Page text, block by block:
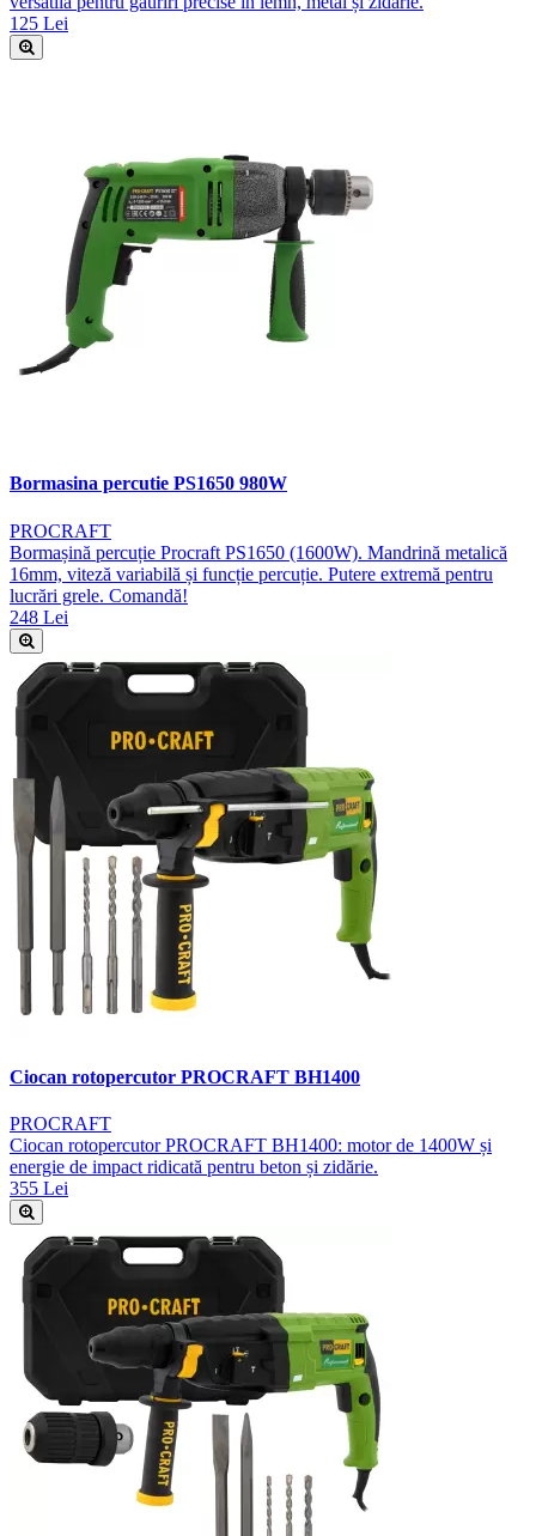
125 Lei
Bormasina percutie PS1650 980W
PROCRAFT
Bormașină percuție Procraft PS1650 (1600W). Mandrină metalică
16mm, viteză variabilă și funcție percuție. Putere extremă pentru
lucrări grele. Comandă!
248 Lei
Ciocan rotopercutor PROCRAFT BH1400
PROCRAFT
Ciocan rotopercutor PROCRAFT BH1400: motor de 1400W și
energie de impact ridicată pentru beton și zidărie.
355 Lei